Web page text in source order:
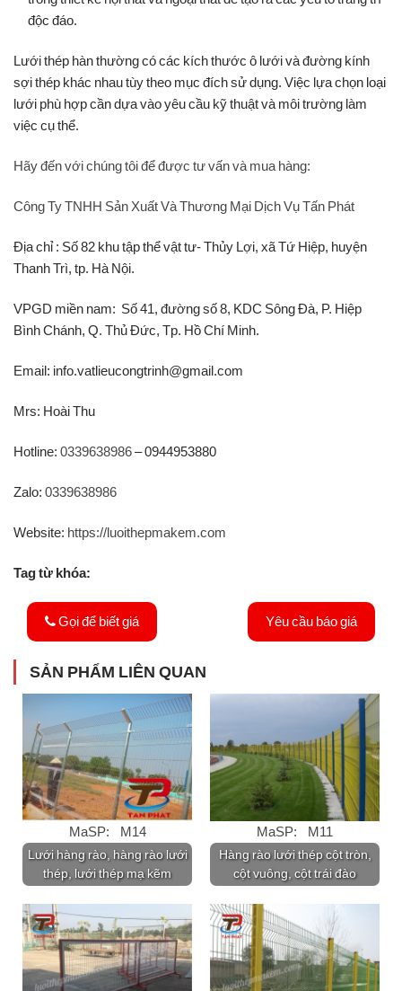
độc đáo.
Lưới thép hàn thường có các kích thước ô lưới và đường kính
sợi thép khác nhau tùy theo mục đích sử dụng. Việc lựa chọn loại
lưới phù hợp cần dựa vào yêu cầu kỹ thuật và môi trường làm
việc cụ thể.
Hãy đến với chúng tôi để được tư vấn và mua hàng:
Công Ty TNHH Sản Xuất Và Thương Mại Dịch Vụ Tấn Phát
Địa chỉ : Số 82 khu tập thể vật tư- Thủy Lợi, xã Tứ Hiệp, huyện
Thanh Trì, tp. Hà Nội.
VPGD miền nam: Số 41, đường số 8, KDC Sông Đà, P. Hiệp
Bình Chánh, Q. Thủ Đức, Tp. Hồ Chí Minh.
Email: info.vatlieucongtrinh@gmail.com
Mrs: Hoài Thu
Hotline: 0339638986– 0944953880
Zalo: 0339638986
Website: https://luoithepmakem.com
Tag từ khóa:
Gọi để biết giá Yêu cầu báo giá
SẢN PHẨM LIÊN QUAN
MaSP: M14
Lưới hàng rào, hàng rào lưới
thép, lưới thép mạ kẽm
MaSP: M11
Hàng rào lưới thép cột tròn,
cột vuông, cột trái đào